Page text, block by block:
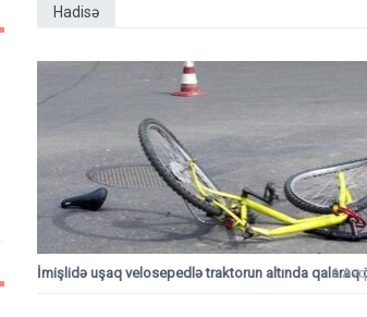
Hadisə
İmişlidə uşaq velosepedlə traktorun altında qalaraq
6